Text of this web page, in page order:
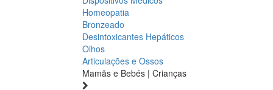
Homeopatia
Bronzeado
Desintoxicantes Hepáticos
Olhos
Articulações e Ossos
Mamãs e Bebés | Crianças